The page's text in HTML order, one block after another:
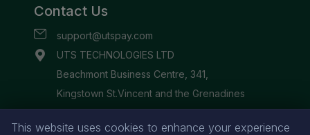
This website uses cookies to enhance your experience